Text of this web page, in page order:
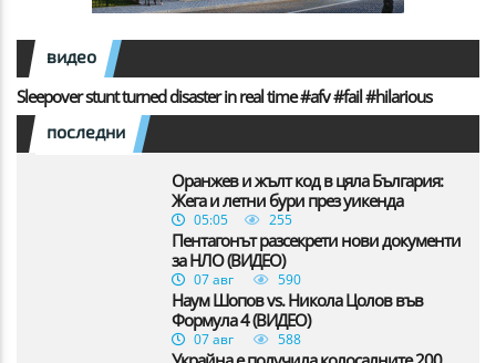
видео
Sleepover stunt turned disaster in real time #afv #fail #hilarious
последни
Оранжев и жълт код в цяла България:
Жега и летни бури през уикенда
05:05 255
Пентагонът разсекрети нови документи
за НЛО (ВИДЕО)
07 авг 590
Наум Шопов vs. Никола Цолов във
Формула 4 (ВИДЕО)
07 авг 588